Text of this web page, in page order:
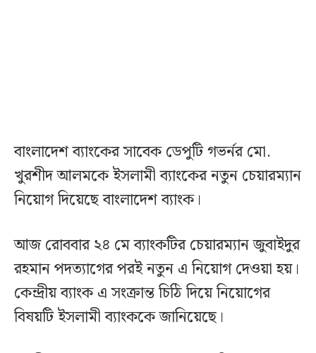
বাংলাদেশ ব্যাংকের সাবেক ডেপুটি গভর্নর মো.
খুরশীদ আলমকে ইসলামী ব্যাংকের নতুন চেয়ারম্যান
নিয়োগ দিয়েছে বাংলাদেশ ব্যাংক।
আজ রোববার ২৪ মে ব্যাংকটির চেয়ারম্যান জুবাইদুর
রহমান পদত্যাগের পরই নতুন এ নিয়োগ দেওয়া হয়।
কেন্দ্রীয় ব্যাংক এ সংক্রান্ত চিঠি দিয়ে নিয়োগের
বিষয়টি ইসলামী ব্যাংককে জানিয়েছে।